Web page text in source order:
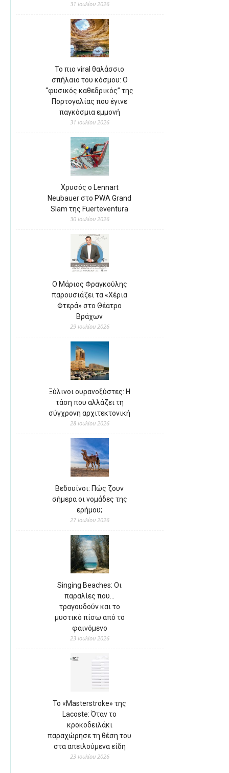
31 Ιουλίου 2026
Το πιο viral θαλάσσιο
σπήλαιο του κόσμου: Ο
“φυσικός καθεδρικός” της
Πορτογαλίας που έγινε
παγκόσμια εμμονή
31 Ιουλίου 2026
Χρυσός ο Lennart
Neubauer στο PWA Grand
Slam της Fuerteventura
30 Ιουλίου 2026
Ο Μάριος Φραγκούλης
παρουσιάζει τα «Χέρια
Φτερά» στο Θέατρο
Βράχων
29 Ιουλίου 2026
Ξύλινοι ουρανοξύστες: Η
τάση που αλλάζει τη
σύγχρονη αρχιτεκτονική
28 Ιουλίου 2026
Βεδουίνοι: Πώς ζουν
σήμερα οι νομάδες της
ερήμου;
27 Ιουλίου 2026
Singing Beaches: Οι
παραλίες που…
τραγουδούν και το
μυστικό πίσω από το
φαινόμενο
23 Ιουλίου 2026
Το «Masterstroke» της
Lacoste: Όταν το
κροκοδειλάκι
παραχώρησε τη θέση του
στα απειλούμενα είδη
23 Ιουλίου 2026